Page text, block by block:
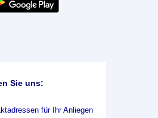
Sie uns:
für Ihr Anliegen